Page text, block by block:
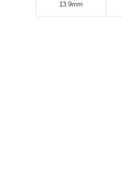
13.9mm